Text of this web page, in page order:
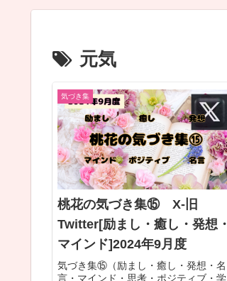
元気
気づき集
桃花の気づき集⑮ X-旧
Twitter[励まし・癒し・発想・
マインド]2024年9月度
気づき集⑮（励まし・癒し・発想・名
言・マインド・思考・ポジティブ・学